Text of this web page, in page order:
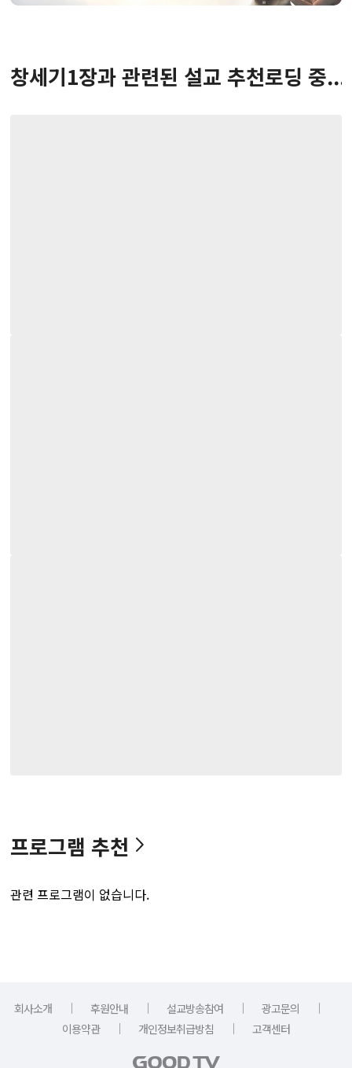
창세기1장과 관련된 설교 추천로딩 중...
프로그램 추천
관련 프로그램이 없습니다.
회사소개 ｜ 후원안내 ｜ 설교방송참여 ｜ 광고문의
｜
이용약관
｜ 개인정보취급방침 ｜ 고객센터